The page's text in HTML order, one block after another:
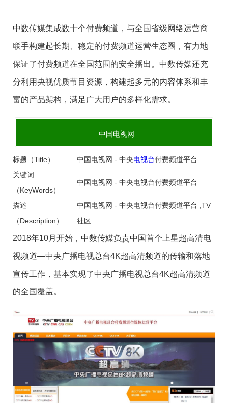
中数传媒集成数十个付费频道，与全国省级网络运营商
联手构建起长期、稳定的付费频道运营生态圈，有力地
保证了付费频道在全国范围的安全播出。中数传媒还充
分利用央视优质节目资源，构建起多元的内容体系和丰
富的产品架构，满足广大用户的多样化需求。
中国电视网
标题（Title） 中国电视网 - 中央电视台付费频道平台
关键词
（KeyWords）
中国电视网 - 中央电视台付费频道平台
描述
（Description）
中国电视网 - 中央电视台付费频道平台 ,TV
社区
2018年10月开始，中数传媒负责中国首个上星超高清电
视频道—中央广播电视总台4K超高清频道的传输和落地
宣传工作，基本实现了中央广播电视总台4K超高清频道
的全国覆盖。